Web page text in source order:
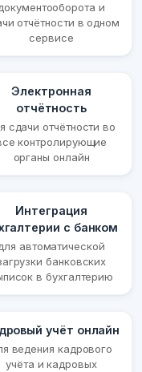
и
отчётности в одном
сервисе
Электронная
отчётность
сдачи отчётности во
контролирующие
органы онлайн
Интеграция
с банком
автоматической
банковских
в бухгалтерию
учёт онлайн
ведения кадрового
учёта и кадровых